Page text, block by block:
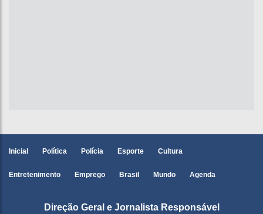
Inicial Política Polícia Esporte Cultura
Entretenimento Emprego Brasil Mundo Agenda
Direção Geral e Jornalista Responsável